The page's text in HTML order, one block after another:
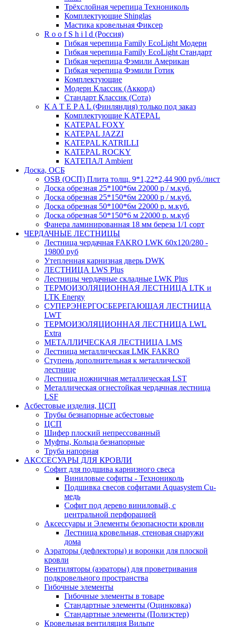
Трёхслойная черепица Технониколь
Комплектующие Shinglas
Мастика кровельная Фиксер
R o o f S h i l d (Россия)
Гибкая черепица Family ЕсоLight Модерн
Гибкая черепица Family ЕсоLight Стандарт
Гибкая черепица Фэмили Американ
Гибкая черепица Фэмили Готик
Комплектующие
Модерн Классик (Аккорд)
Стандарт Классик (Сота)
K A T E P A L (Финляндия) только под заказ
Комплектующие KATEPAL
KATEPAL FOXY
KATEPAL JAZZI
KATEPAL KATRILLI
KATEPAL ROCKY
КАТЕПАЛ Ambient
Доска, ОСБ
OSB (ОСП) Плита толщ. 9*1,22*2,44 900 руб./лист
Доска обрезная 25*100*6м 22000 р / м.куб.
Доска обрезная 25*150*6м 22000 р / м.куб.
Доска обрезная 50*100*6м 22000 р. м.куб.
Доска обрезная 50*150*6 м 22000 р. м.куб
Фанера ламинированная 18 мм береза 1/1 сорт
ЧЕРДАЧНЫЕ ЛЕСТНИЦЫ
Лестница чердачная FAKRO LWK 60х120/280 -
19800 руб
Утепленная карнизная дверь DWK
ЛЕСТНИЦА LWS Plus
Лестницы чердачные складные LWK Plus
ТЕРМОИЗОЛЯЦИОННАЯ ЛЕСТНИЦА LTK и
LTK Energy
СУПЕРЭНЕРГОСБЕРЕГАЮЩАЯ ЛЕСТНИЦА
LWT
ТЕРМОИЗОЛЯЦИОННАЯ ЛЕСТНИЦА LWL
Extra
МЕТАЛЛИЧЕСКАЯ ЛЕСТНИЦА LMS
Лестница металлическая LMK FAKRO
Ступень дополнительная к металлической
лестнице
Лестница ножничная металлическая LST
Металлическая огнестойкая чердачная лестница
LSF
Асбестовые изделия, ЦСП
Трубы безнапорные асбестовые
ЦСП
Шифер плоский непрессованный
Муфты, Кольца безнапорные
Труба напорная
АКССЕСУАРЫ ДЛЯ КРОВЛИ
Софит для подшива карнизного свеса
Виниловые софиты - Технониколь
Подшивка свесов софитами Aquasystem Cu-
медь
Софит под дерево виниловый, с
центральной перфорацией
Аксессуары и Элементы безопасности кровли
Лестница кровельная, стеновая снаружи
дома
Аэраторы (дефлекторы) и воронки для плоской
кровли
Вентиляторы (аэраторы) для проветривания
подкровельного пространства
Гибочные элементы
Гибочные элементы в товаре
Стандартные элементы (Оцинковка)
Стандартные элементы (Полиэстер)
Кровельная вентиляция Вильпе